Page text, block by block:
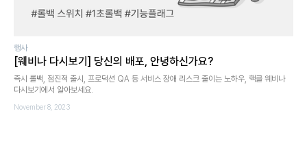
행사
[웨비나 다시보기] 당신의 배포, 안녕하신가요?
즉시 롤백, 점진적 출시, 프로덕션 QA 등 서비스 장애 리스크 줄이는 노하우, 핵클 웨비나
다시보기에서 알아보세요.
November 8, 2023